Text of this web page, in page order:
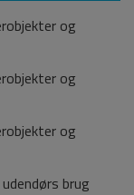
og
og
og
brug